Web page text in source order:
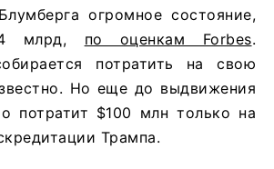
огромное состояние,
млрд, по оценкам Forbes.
потратить на свою
Но еще до выдвижения
потратит $100 млн только на
Трампа.